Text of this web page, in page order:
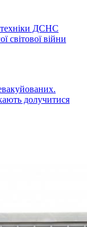
ДСНС
світової війни
долучитися